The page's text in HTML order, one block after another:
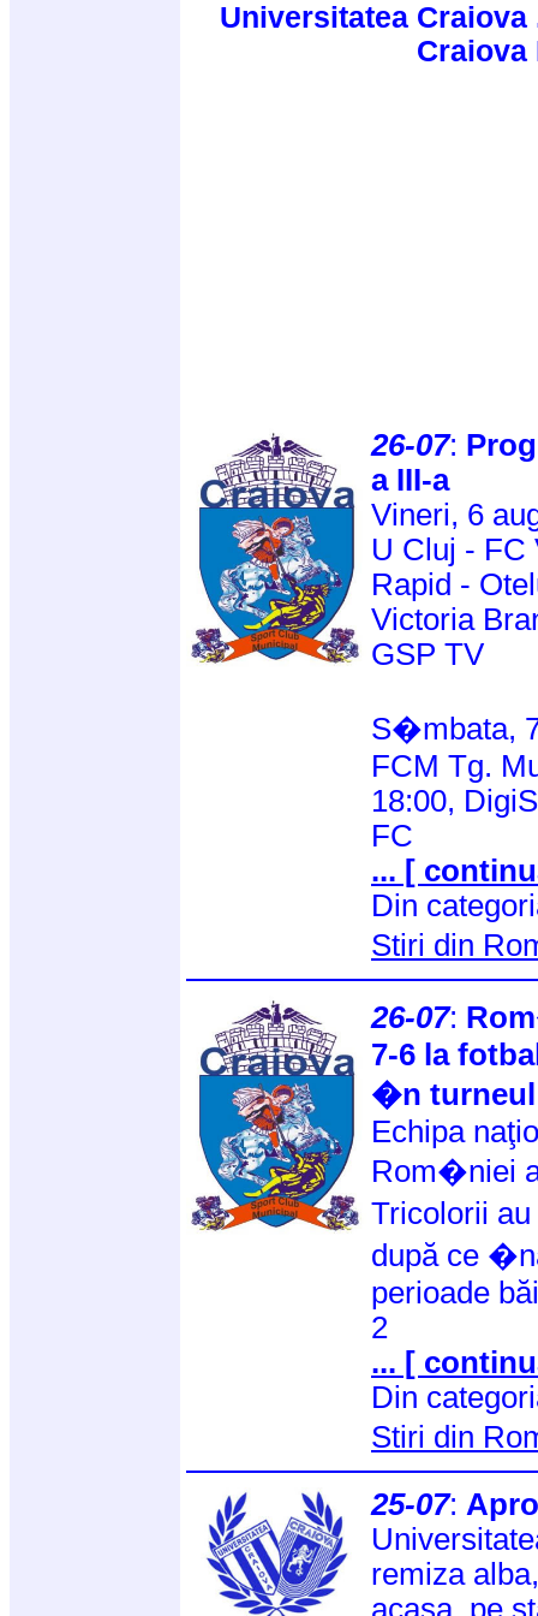
Universitatea
Craiova
26-07:
a III-a
Vineri, 6
U Cluj - FC
Rapid -
Victoria
GSP TV
S�mbata,
FCM Tg.
18:00,
FC
... [
Din
Stiri din
26-07:
7-6 la
�n turneul
Echipa
Rom�niei
Tricolorii
după ce
perioade
2
... [
Din
Stiri din
25-07:
remiza
acasa, pe